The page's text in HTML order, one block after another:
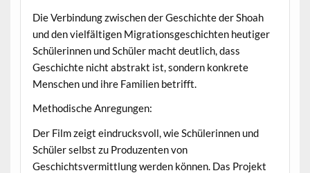
Die Verbindung zwischen der Geschichte der Shoah
und den vielfältigen Migrationsgeschichten heutiger
Schülerinnen und Schüler macht deutlich, dass
Geschichte nicht abstrakt ist, sondern konkrete
Menschen und ihre Familien betrifft.
Methodische Anregungen:
Der Film zeigt eindrucksvoll, wie Schülerinnen und
Schüler selbst zu Produzenten von
Geschichtsvermittlung werden können. Das Projekt